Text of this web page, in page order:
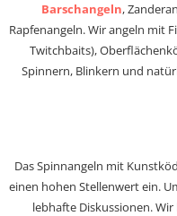
Barschangeln,
Rapfenangeln. Wir angeln mit
Twitchbaits),
Spinnern, Blinkern und
Das Spinnangeln mit
einen hohen Stellenwert ein.
lebhafte Diskussionen.